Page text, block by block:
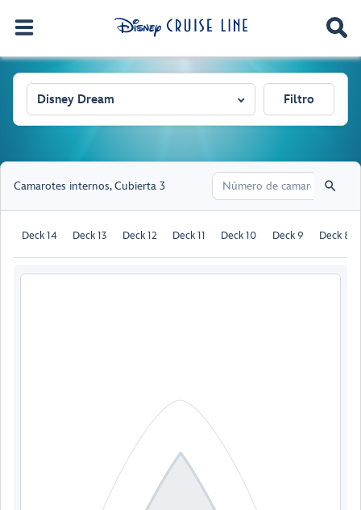
Disney Dream Filtro
Camarotes internos,Cubierta 3
Deck 14 Deck 13 Deck 12 Deck 11 Deck 10 Deck 9 Deck 8